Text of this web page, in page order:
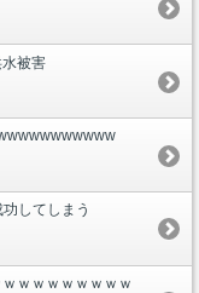
被害
してしまう
ｗｗｗｗｗｗｗｗ